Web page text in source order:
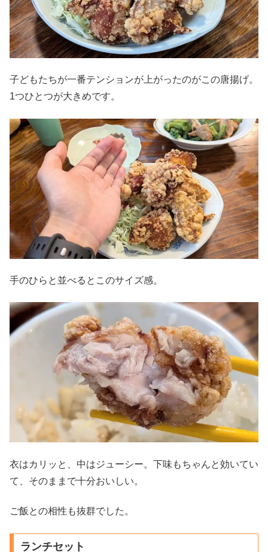
子どもたちが一番テンションが上がったのがこの唐揚げ。
1つひとつが大きめです。
手のひらと並べるとこのサイズ感。
衣はカリッと、中はジューシー。下味もちゃんと効いてい
て、そのままで十分おいしい。
ご飯との相性も抜群でした。
ランチセット